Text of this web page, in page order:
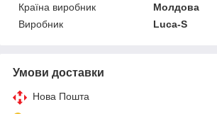
Країна виробник
Молдова
Виробник
Luca-S
Умови доставки
Нова Пошта